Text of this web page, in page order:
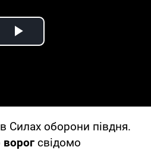
Play Video
в Силах оборони півдня.
ворог свідомо